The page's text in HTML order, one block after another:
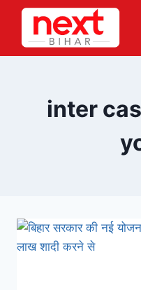
Skip
content
inter